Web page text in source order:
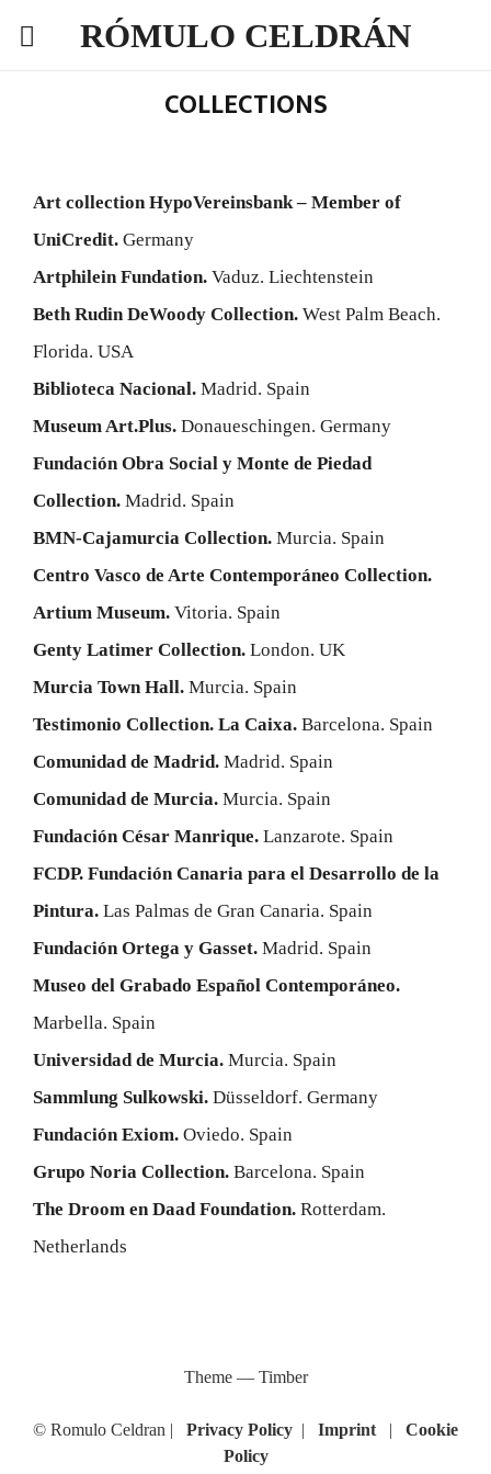
RÓMULO CELDRÁN
COLLECTIONS
Art collection HypoVereinsbank – Member of
UniCredit. Germany
Artphilein Fundation. Vaduz. Liechtenstein
Beth Rudin DeWoody Collection. West Palm Beach.
Florida. USA
Biblioteca Nacional. Madrid. Spain
Museum Art.Plus. Donaueschingen. Germany
Fundación Obra Social y Monte de Piedad
Collection. Madrid. Spain
BMN-Cajamurcia Collection. Murcia. Spain
Centro Vasco de Arte Contemporáneo Collection.
Artium Museum. Vitoria. Spain
Genty Latimer Collection. London. UK
Murcia Town Hall. Murcia. Spain
Testimonio Collection. La Caixa. Barcelona. Spain
Comunidad de Madrid. Madrid. Spain
Comunidad de Murcia. Murcia. Spain
Fundación César Manrique. Lanzarote. Spain
FCDP. Fundación Canaria para el Desarrollo de la
Pintura. Las Palmas de Gran Canaria. Spain
Fundación Ortega y Gasset. Madrid. Spain
Museo del Grabado Español Contemporáneo.
Marbella. Spain
Universidad de Murcia. Murcia. Spain
Sammlung Sulkowski. Düsseldorf. Germany
Fundación Exiom. Oviedo. Spain
Grupo Noria Collection. Barcelona. Spain
The Droom en Daad Foundation. Rotterdam.
Netherlands
Theme — Timber
© Romulo Celdran | Privacy Policy | Imprint | Cookie
Policy